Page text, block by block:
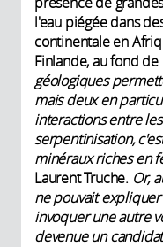
l'eau piégée dans
continentale en
Finlande, au fond de
géologiques
mais deux en
interactions entre
serpentinisation,
minéraux riches en
Laurent Truche. Or,
ne pouvait
invoquer une autre
devenue un